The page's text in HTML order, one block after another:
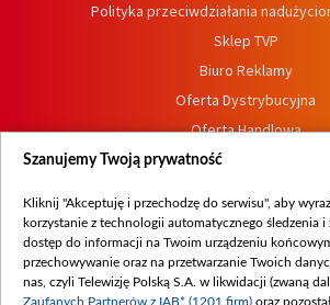
Polityka przeciwdziałania
Sklep TVP
Biuro Reklamy
Oferta Dystrybucyjna
Oferta Handlowa
Dostępność
Procedura zgłoszeń
Szanujemy Twoją prywatność
Kliknij "Akceptuję i przechodzę do serwisu", aby
korzystanie z technologii automatycznego śledzenia i
dostęp do informacji na Twoim urządzeniu
przechowywanie oraz na przetwarzanie Twoich
nas, czyli Telewizję Polską S.A. w likwidacji (zwaną
Zaufanych Partnerów z IAB* (1201 firm) oraz